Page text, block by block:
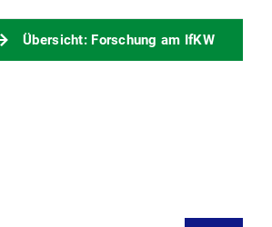
Übersicht: Forschung am IfKW